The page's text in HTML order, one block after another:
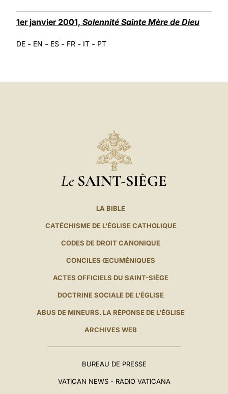
1er janvier 2001, Solennité Sainte Mère de Dieu
DE - EN - ES - FR - IT - PT
Le SAINT-SIÈGE
LA BIBLE
CATÉCHISME DE L'ÉGLISE CATHOLIQUE
CODES DE DROIT CANONIQUE
CONCILES ŒCUMÉNIQUES
ACTES OFFICIELS DU SAINT-SIÈGE
DOCTRINE SOCIALE DE L'ÉGLISE
ABUS DE MINEURS. LA RÉPONSE DE L'ÉGLISE
ARCHIVES WEB
BUREAU DE PRESSE
VATICAN NEWS - RADIO VATICANA